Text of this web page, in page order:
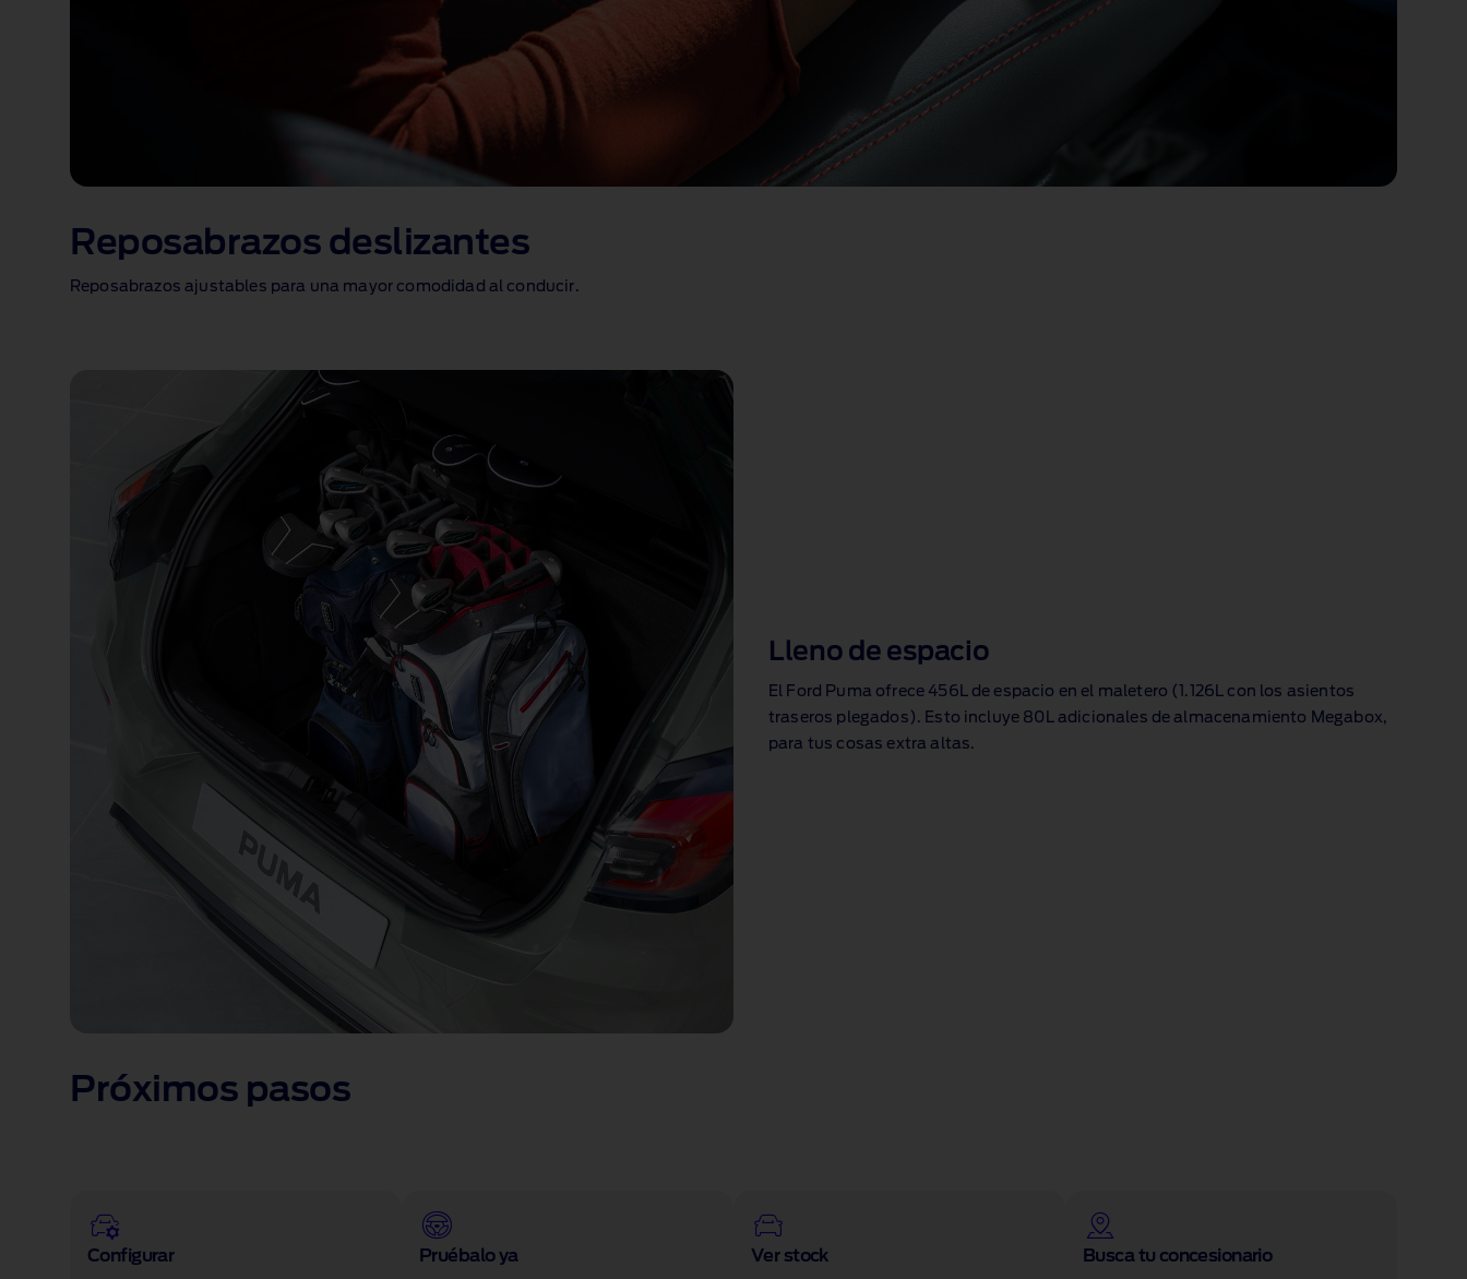
Reposabrazos deslizantes
Reposabrazos ajustables para una mayor comodidad al conducir.
Lleno de espacio
El Ford Puma ofrece 456L de espacio en el maletero (1.126L con los asientos
traseros plegados). Esto incluye 80L adicionales de almacenamiento Megabox,
para tus cosas extra altas.
Próximos pasos
Configurar Pruébalo ya Ver stock Busca tu concesionario